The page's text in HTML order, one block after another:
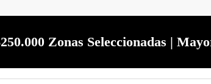
Zonas Seleccionadas |